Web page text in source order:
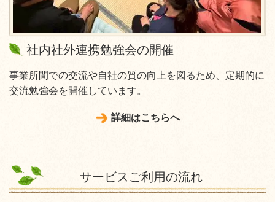
社内社外連携勉強会の開催
事業所間での交流や自社の質の向上を図るため、定期的に
交流勉強会を開催しています。
詳細はこちらへ
サービスご利用の流れ